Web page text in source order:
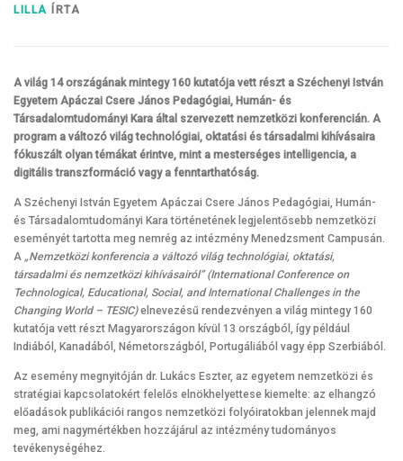
LILLA ÍRTA
A világ 14 országának mintegy 160 kutatója vett részt a Széchenyi István
Egyetem Apáczai Csere János Pedagógiai, Humán- és
Társadalomtudományi Kara által szervezett nemzetközi konferencián. A
program a változó világ technológiai, oktatási és társadalmi kihívásaira
fókuszált olyan témákat érintve, mint a mesterséges intelligencia, a
digitális transzformáció vagy a fenntarthatóság.
A Széchenyi István Egyetem Apáczai Csere János Pedagógiai, Humán-
és Társadalomtudományi Kara történetének legjelentősebb nemzetközi
eseményét tartotta meg nemrég az intézmény Menedzsment Campusán.
A „Nemzetközi konferencia a változó világ technológiai, oktatási,
társadalmi és nemzetközi kihívásairól” (International Conference on
Technological, Educational, Social, and International Challenges in the
Changing World – TESIC)elnevezésű rendezvényen a világ mintegy 160
kutatója vett részt Magyarországon kívül 13 országból, így például
Indiából, Kanadából, Németországból, Portugáliából vagy épp Szerbiából.
Az esemény megnyitóján dr. Lukács Eszter, az egyetem nemzetközi és
stratégiai kapcsolatokért felelős elnökhelyettese kiemelte: az elhangzó
előadások publikációi rangos nemzetközi folyóiratokban jelennek majd
meg, ami nagymértékben hozzájárul az intézmény tudományos
tevékenységéhez.